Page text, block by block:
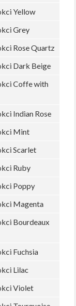
Yellow
Grey
Rose Quartz
Dark Beige
Coffe with
Indian Rose
Mint
Scarlet
Ruby
Poppy
Magenta
Bourdeaux
Fuchsia
Lilac
Violet